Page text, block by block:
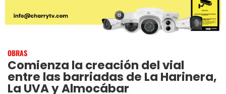
OBRAS
Comienza la creación del vial
entre las barriadas de La Harinera,
La UVA y Almocábar